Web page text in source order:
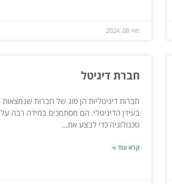
מאי 08, 2024
חברת דיגיטל
חברות דיגיטליות הן סוג של חברות שנמצאות
בעידן הדיגיטלי. הם מסתמכים במידה רבה על
טכנולוגיה כדי לבצע את...
קרא עוד »